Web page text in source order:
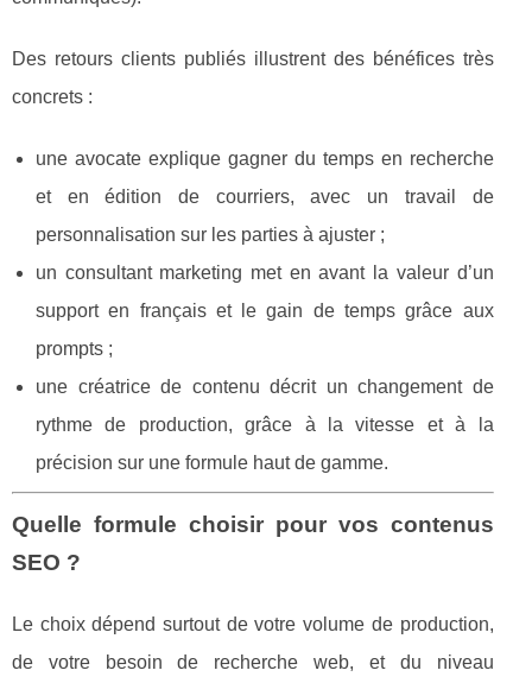
Des retours clients publiés illustrent des bénéfices très
concrets :
une avocate explique gagner du temps en recherche
et en édition de courriers, avec un travail de
personnalisation sur les parties à ajuster ;
un consultant marketing met en avant la valeur d’un
support en français et le gain de temps grâce aux
prompts ;
une créatrice de contenu décrit un changement de
rythme de production, grâce à la vitesse et à la
précision sur une formule haut de gamme.
Quelle formule choisir pour vos contenus
SEO ?
Le choix dépend surtout de votre volume de production,
de votre besoin de recherche web, et du niveau